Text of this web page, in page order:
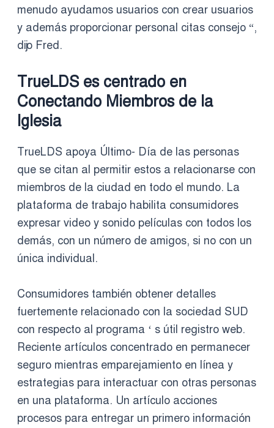
menudo ayudamos usuarios con crear usuarios
y además proporcionar personal citas consejo “,
dijo Fred.
TrueLDS es centrado en
Conectando Miembros de la
Iglesia
TrueLDS apoya Último- Día de las personas
que se citan al permitir estos a relacionarse con
miembros de la ciudad en todo el mundo. La
plataforma de trabajo habilita consumidores
expresar video y sonido películas con todos los
demás, con un número de amigos, si no con un
única individual.
Consumidores también obtener detalles
fuertemente relacionado con la sociedad SUD
con respecto al programa ‘ s útil registro web.
Reciente artículos concentrado en permanecer
seguro mientras emparejamiento en línea y
estrategias para interactuar con otras personas
en una plataforma. Un artículo acciones
procesos para entregar un primero información